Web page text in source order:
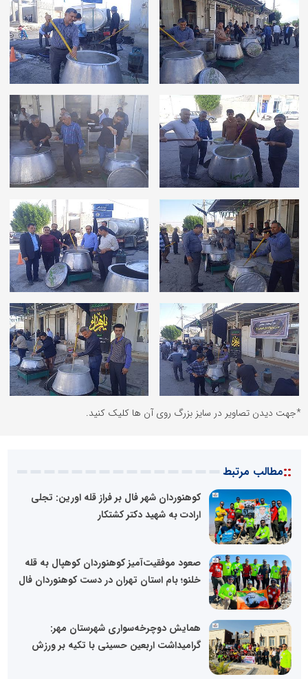
*جهت دیدن تصاویر در سایز بزرگ روی آن ها کلیک کنید.
::مطالب مرتبط
کوهنوردان شهر فال بر فراز قله اورین: تجلی
ارادت به شهید دکتر کشتکار
صعود موفقیت‌آمیز کوهنوردان کوهپال به قله
خلنو؛ بام استان تهران در دست کوهنوردان فال
همایش دوچرخه‌سواری شهرستان مهر:
گرامیداشت اربعین حسینی با تکیه بر ورزش